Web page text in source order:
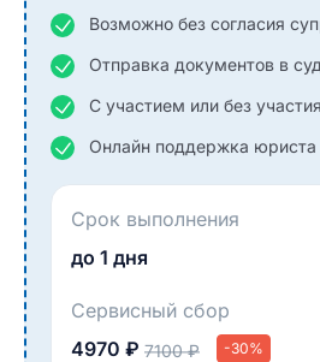
Возможно без согласия
Отправка документов в
С участием или без
Онлайн поддержка юриста
Срок выполнения
до 1 дня
Сервисный сбор
4970 ₽ 7100 ₽ -30%